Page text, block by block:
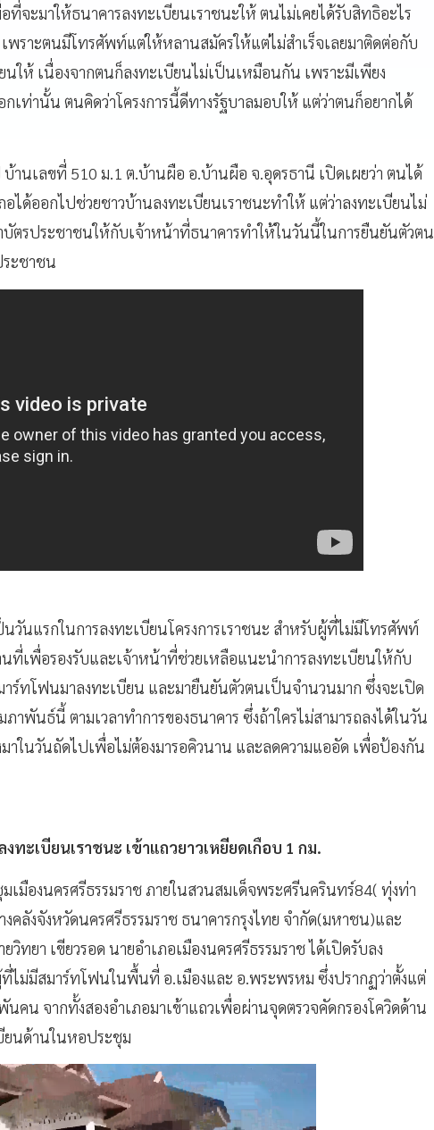
ที่จะมาให้ธนาคารลงทะเบียนเราชนะให้ ตนไม่เคยได้รับสิทธิอะไร
เพราะตนมีโทรศัพท์แต่ให้หลานสมัครให้แต่ไม่สำเร็จเลยมาติดต่อกับ
ให้ เนื่องจากตนก็ลงทะเบียนไม่เป็นเหมือนกัน เพราะมีเพียง
เท่านั้น ตนคิดว่าโครงการนี้ดีทางรัฐบาลมอบให้ แต่ว่าตนก็อยากได้
นเลขที่ 510 ม.1 ต.บ้านผือ อ.บ้านผือ จ.อุดรธานี เปิดเผยว่า ตนได้
ได้ออกไปช่วยชาวบ้านลงทะเบียนเราชนะทำให้ แต่ว่าลงทะเบียนไม่
บัตรประชาชนให้กับเจ้าหน้าที่ธนาคารทำให้ในวันนี้ในการยืนยันตัวตน
ระชาชน
นวันแรกในการลงทะเบียนโครงการเราชนะ สำหรับผู้ที่ไม่มีโทรศัพท์
ที่เพื่อรองรับและเจ้าหน้าที่ช่วยเหลือแนะนำการลงทะเบียนให้กับ
ทโฟนมาลงทะเบียน และมายืนยันตัวตนเป็นจำนวนมาก ซึ่งจะเปิด
พันธ์นี้ ตามเวลาทำการของธนาคาร ซึ่งถ้าใครไม่สามารถลงได้ในวัน
าในวันถัดไปเพื่อไม่ต้องมารอคิวนาน และลดความแออัด เพื่อป้องกัน
ทะเบียนเราชนะ เข้าแถวยาวเหยียดเกือบ 1 กม.
มืองนครศรีธรรมราช ภายในสวนสมเด็จพระศรีนครินทร์84( ทุ่งท่า
งคลังจังหวัดนครศรีธรรมราช ธนาคารกรุงไทย จำกัด(มหาชน)และ
วิทยา เขียวรอด นายอำเภอเมืองนครศรีธรรมราช ได้เปิดรับลง
ไม่มีสมาร์ทโฟนในพื้นที่ อ.เมืองและ อ.พระพรหม ซึ่งปรากฏว่าตั้งแต่
คน จากทั้งสองอำเภอมาเข้าแถวเพื่อผ่านจุดตรวจคัดกรองโควิดด้าน
นด้านในหอประชุม